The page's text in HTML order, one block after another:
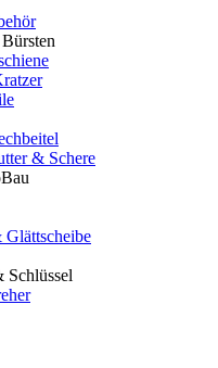
& Schere
Glättscheibe
Schlüssel